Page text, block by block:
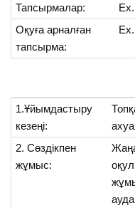
Тапсырмалар:
Оқуға арналған
тапсырма:
1.Ұйымдастыру
кезеңі:
2. Сөздікпен
жұмыс: